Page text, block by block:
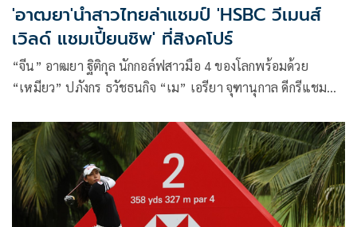
'อาฒยา'นำสาวไทยล่าแชมป์ 'HSBC วีเมนส์
เวิลด์ แชมเปี้ยนชิพ' ที่สิงคโปร์
“จีน” อาฒยา ฐิติกุล นักกอล์ฟสาวมือ 4 ของโลกพร้อมด้วย
“เหมียว” ปภังกร ธวัชธนกิจ “เม” เอรียา จุฑานุกาล ดีกรีแชมป์
แชมป์แอลพีจีเอ ทัวร์ และ “แหวน” พรอนงค์ เพชรล้ำ ร่วม
แข่งขันไล่ล่าแชมป์กอล์ฟแอลพีจีเอ ทัวร์ รายการเอชเอสบีซี วี
เมนส์ เวิลด์ แชมเปี้ยนชิพ ที่สนามเซนโตซ่า กอล์ฟ คลับ ตันจง
คอร์ส ประเทศสิงคโปร์ ระหว่างวันที่ 2-5 มีนาคม 2566 ประชัน
ยอดนักกอล์ฟสาวระดับโลก